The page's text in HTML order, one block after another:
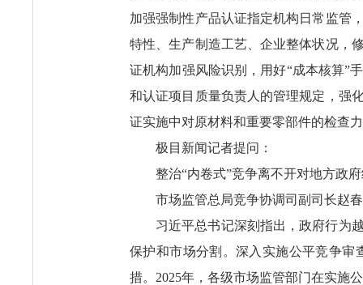
加强强制性产品认证指定机构日常监管
特性、生产制造工艺、企业整体状况，
证机构加强风险识别，用好“成本核算”
和认证项目质量负责人的管理规定，强
证实施中对原材料和重要零部件的检查
极目新闻记者提问：
整治“内卷式”竞争离不开对地方政
市场监管总局竞争协调司副司长赵
习近平总书记深刻指出，政府行为
保护和市场分割。深入实施公平竞争审
措。2025年，各级市场监管部门在实施